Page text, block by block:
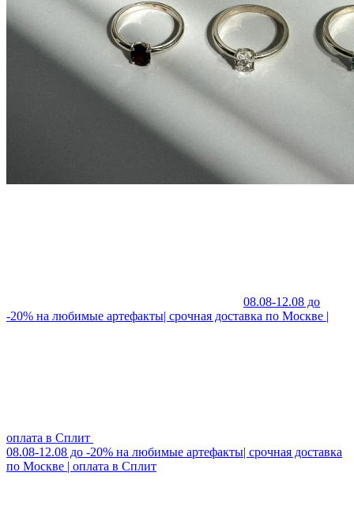
08.08-12.08 до
-20% на любимые артефакты| срочная доставка по Москве |
оплата в Сплит
08.08-12.08 до -20% на любимые артефакты| срочная доставка
по Москве | оплата в Сплит